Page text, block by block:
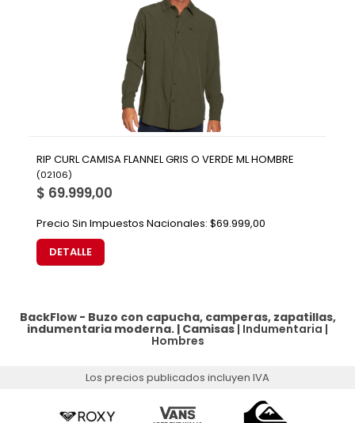
RIP CURL CAMISA FLANNEL GRIS O VERDE ML HOMBRE
(02106)
$ 69.999,00
Precio Sin Impuestos Nacionales: $69.999,00
DETALLE
BackFlow - Buzo con capucha, camperas, zapatillas,
indumentaria moderna. | Camisas| Indumentaria |
Hombres
Los precios publicados incluyen IVA